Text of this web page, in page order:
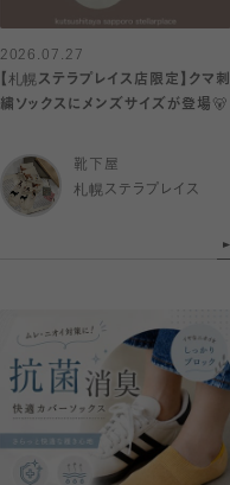
2026.07.27
【札幌ステラプレイス店限定】クマ刺
繍ソックスにメンズサイズが登場🐻
靴下屋
札幌ステラプレイス